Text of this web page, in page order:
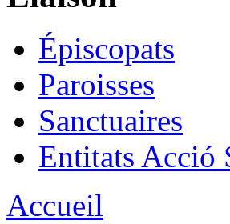
Épiscopats
Paroisses
Sanctuaires
Entitats Acció
Accueil